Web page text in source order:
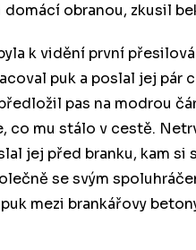
obranou, zkusil
k vidění první
puk a poslal jej
pas na modrou
co mu stálo v cestě.
jej před branku, kam si
se svým
mezi brankářovy